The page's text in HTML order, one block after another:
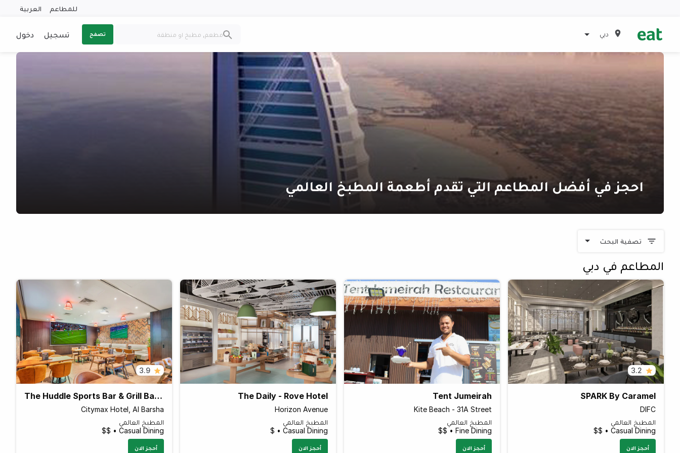
للمطاعم العربية
دبي تصفح تسجيل دخول
احجز في أفضل المطاعم التي تقدم أطعمة المطبخ العالمي
تصفية البحث
المطاعم في دبي
3.2
SPARK By Caramel
DIFC
المطبخ العالمي
Casual Dining • $$
أحجز الان
Tent Jumeirah
Kite Beach - 31A Street
المطبخ العالمي
Fine Dining • $$
أحجز الان
The Daily - Rove Hotel
Horizon Avenue
المطبخ العالمي
Casual Dining • $
أحجز الان
3.9
The Huddle Sports Bar & Grill Barsha
Citymax Hotel, Al Barsha
المطبخ العالمي
Casual Dining • $$
أحجز الان